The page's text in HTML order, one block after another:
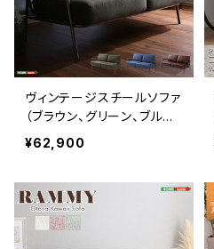
ヴィンテージスチールソファ
（ブラウン、グリーン、ブルー
の3色） | Matthew-マシュ
ー- SH-01-MAT-SF
¥62,900